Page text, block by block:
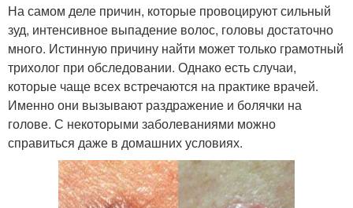
На самом деле причин, которые провоцируют сильный
зуд, интенсивное выпадение волос, головы достаточно
много. Истинную причину найти может только грамотный
трихолог при обследовании. Однако есть случаи,
которые чаще всех встречаются на практике врачей.
Именно они вызывают раздражение и болячки на
голове. С некоторыми заболеваниями можно
справиться даже в домашних условиях.